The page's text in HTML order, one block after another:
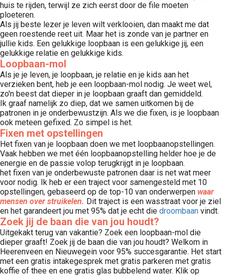
huis te rijden, terwijl ze zich eerst door de file moeten
ploeteren.
Als jij beste lezer je leven wilt verklooien, dan maakt me dat
geen roestende reet uit. Maar het is zonde van je partner en
jullie kids. Een gelukkige loopbaan is een gelukkige jij, een
gelukkige relatie en gelukkige kids.
Loopbaan-mol
Als je je leven, je loopbaan, je relatie en je kids aan het
verzieken bent, heb je een loopbaan-mol nodig. Je weet wel,
zo'n beest dat dieper in je loopbaan graaft dan gemiddeld.
Ik graaf namelijk zo diep, dat we samen uitkomen bij de
patronen in je onderbewustzijn. Als we die fixen, is je loopbaan
ook meteen gefixed. Zo simpel is het.
Fixen met opstellingen
Het fixen van je loopbaan doen we met loopbaanopstellingen.
Vaak hebben we met één loopbaanopstelling helder hoe je de
energie en de passie volop terugkrijgt in je loopbaan.
het fixen van je onderbewuste patronen daar is net wat meer
voor nodig. Ik heb er een traject voor samengesteld met 10
opstellingen, gebaseerd op de top-10 van onderwerpen waar
mensen over struikelen. Dit traject is een wasstraat voor je ziel
en het garandeert jou met 95% dat je echt die droombaan vindt.
Zoek jij de baan die van jou houdt?
Uitgekakt terug van vakantie? Zoek een loopbaan-mol die
dieper graaft! Zoek jij de baan die van jou houdt? Welkom in
Heerenveen en Nieuwegein voor 95% succesgarantie. Het start
met een gratis intakegesprek met gratis parkeren met gratis
koffie of thee en ene gratis glas bubbelend water. Klik op